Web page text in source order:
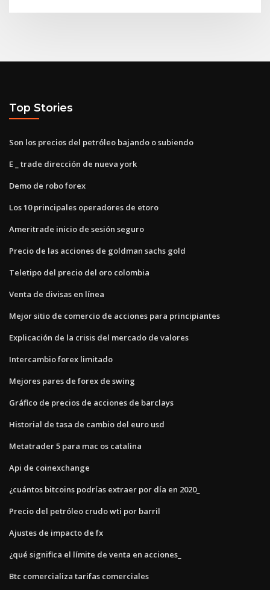
Top Stories
Son los precios del petróleo bajando o subiendo
E _ trade dirección de nueva york
Demo de robo forex
Los 10 principales operadores de etoro
Ameritrade inicio de sesión seguro
Precio de las acciones de goldman sachs gold
Teletipo del precio del oro colombia
Venta de divisas en línea
Mejor sitio de comercio de acciones para principiantes
Explicación de la crisis del mercado de valores
Intercambio forex limitado
Mejores pares de forex de swing
Gráfico de precios de acciones de barclays
Historial de tasa de cambio del euro usd
Metatrader 5 para mac os catalina
Api de coinexchange
¿cuántos bitcoins podrías extraer por día en 2020_
Precio del petróleo crudo wti por barril
Ajustes de impacto de fx
¿qué significa el límite de venta en acciones_
Btc comercializa tarifas comerciales